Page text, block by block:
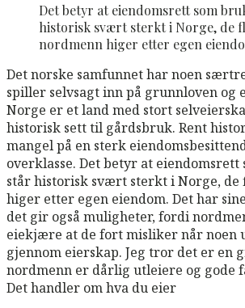
Det betyr at eiendomsrett som
historisk svært sterkt i Norge, de
nordmenn higer etter egen
Det norske samfunnet har noen
spiller selvsagt inn på grunnloven og
Norge er et land med stort
historisk sett til gårdsbruk. Rent
mangel på en sterk
overklasse. Det betyr at
står historisk svært sterkt i Norge, de
higer etter egen eiendom. Det har
det gir også muligheter, fordi
eiekjære at de fort misliker når noen
gjennom eierskap. Jeg tror det er en
nordmenn er dårlig utleiere og gode
Det handler om hva du eier